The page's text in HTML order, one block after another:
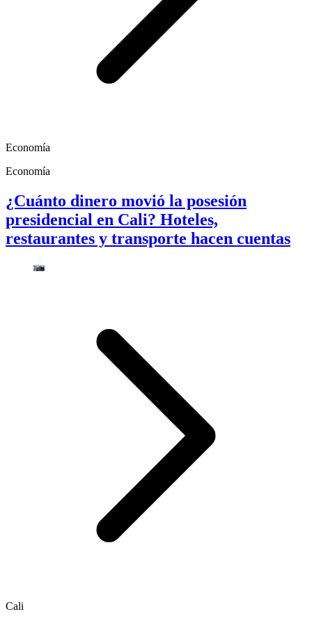
Economía
Economía
¿Cuánto dinero movió la posesión
presidencial en Cali? Hoteles,
restaurantes y transporte hacen cuentas
Cali